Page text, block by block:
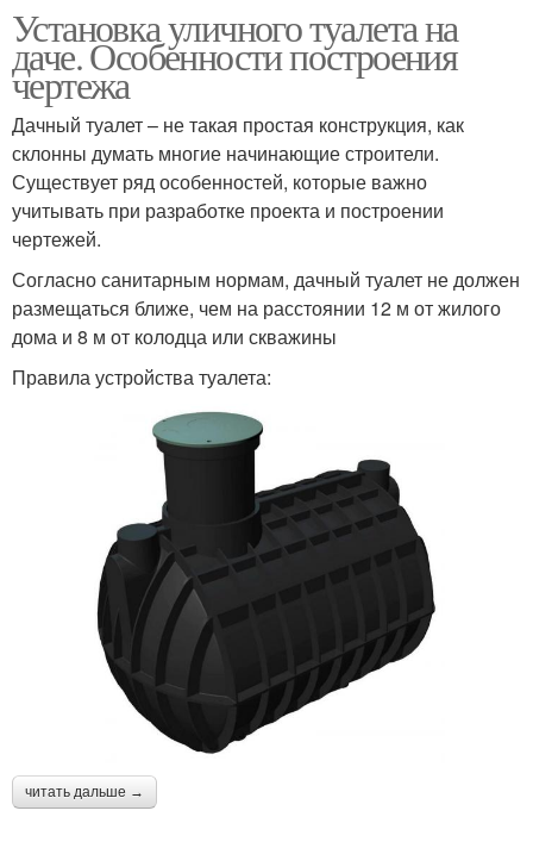
Установка уличного туалета на
даче. Особенности построения
чертежа
Дачный туалет – не такая простая конструкция, как
склонны думать многие начинающие строители.
Существует ряд особенностей, которые важно
учитывать при разработке проекта и построении
чертежей.
Согласно санитарным нормам, дачный туалет не должен
размещаться ближе, чем на расстоянии 12 м от жилого
дома и 8 м от колодца или скважины
Правила устройства туалета:
читать дальше →